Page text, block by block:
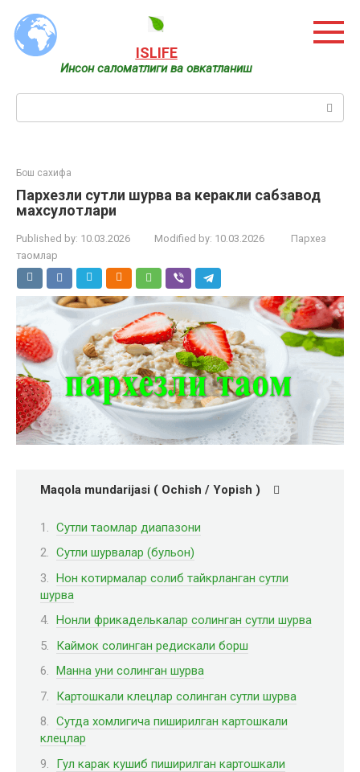
content
ISLIFE
Инсон саломатлиги ва овкатланиш
Search:
Бош сахифа
Пархезли сутли шурва ва керакли сабзавод
махсулотлари
Published by: 10.03.2026 Modified by: 10.03.2026
Пархез
таомлар
Maqola mundarijasi ( Ochish / Yopish )
Сутли таомлар диапазони
Сутли шурвалар (бульон)
Нон котирмалар солиб тайкрланган сутли
шурва
Нонли фрикаделькалар солинган сутли шурва
Каймок солинган редискали борш
Манна уни солинган шурва
Картошкали клецлар солинган сутли шурва
Сутда хомлигича пиширилган картошкали
клецлар
Гул карак кушиб пиширилган картошкали